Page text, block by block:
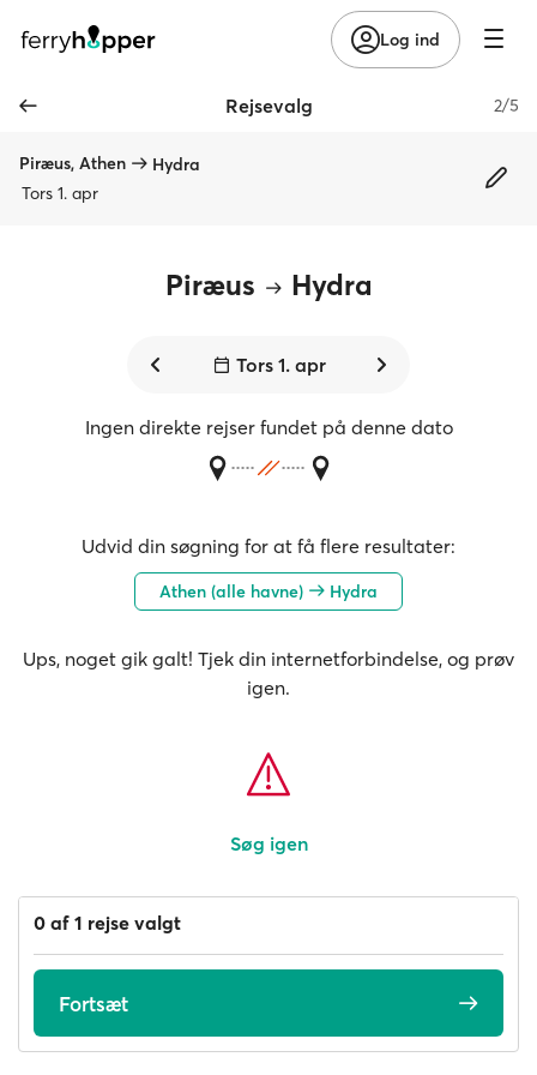
Log ind
Rejsevalg 2/5
Piræus, Athen
Hydra
Tors 1. apr
Piræus Hydra
Tors 1. apr
Ingen direkte rejser fundet på denne dato
Udvid din søgning for at få flere resultater:
Athen (alle havne) Hydra
Ups, noget gik galt! Tjek din internetforbindelse, og prøv
igen.
Søg igen
0 af 1 rejse valgt
Fortsæt